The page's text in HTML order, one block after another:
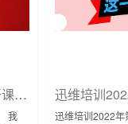
2022年迅维实地培训10月份开课啦！
我
迅维培训2022年